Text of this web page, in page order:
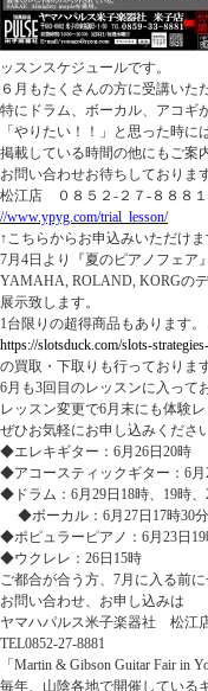
ッスンスケジュールです。
６月もたくさんの方に受講いた
特にドラム、ボーカル、アコギ
「やりたい！！」と思った時に
掲載している時間の他にもご案
お問い合わせお待ちしております
松江店 ０８５２-２７-８８８１
//www.ypyg.com/trial_lesson/
↑こちらからお申込みいただけ
7月4日より『夏のピアノフェア
YAMAHA, ROLAND, KORGの
展示致します。
1台限りの超得商品もあります
https://slotsduck.com/slots-
の買取・下取りも行っておりま
6月も3回目のレッスンに入って
レッスン変更で6月末にも体験
ぜひお気軽にお申し込みください
◆エレキギター：6月26日20時
◆アコースティックギター：6月
◆ドラム：6月29日18時、19時、
◆ボーカル：6月27日17時30
◆ポピュラーピアノ：6月23日19
◆ウクレレ：26日15時
ご都合が合う方、7月に入る前
お問い合わせ、お申し込みは
ヤマハパルス米子楽器社 松江
TEL0852-27-8881
「Martin & Gibson Guitar Fair in
毎年、山陰各地で開催している